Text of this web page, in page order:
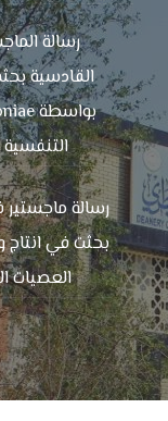
رسالة
القادسية
التنفسية
رسالة
بحثت في
العصيات